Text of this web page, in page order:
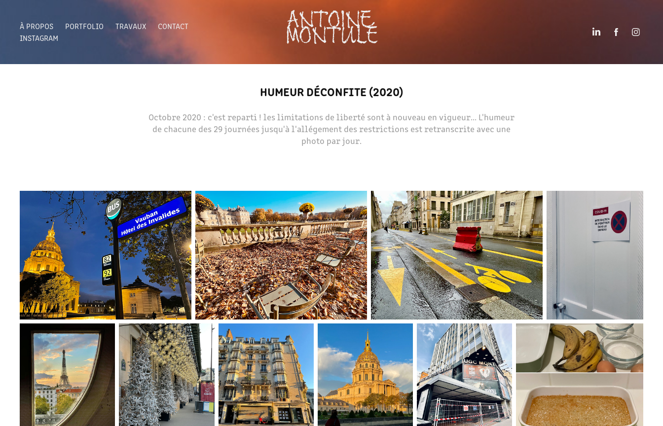
À PROPOS PORTFOLIO TRAVAUX
CONTACT
INSTAGRAM
ANTOINE
MONTULÉ
HUMEUR DÉCONFITE (2020)
Octobre 2020 : c'est reparti ! les limitations de liberté sont à nouveau en vigueur... L'humeur
de chacune des 29 journées jusqu'à l'allégement des restrictions est retranscrite avec une
photo par jour.